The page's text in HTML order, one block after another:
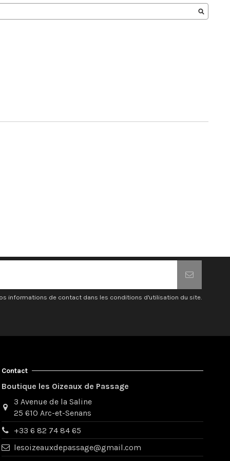
informations de contact dans les conditions d'utilisation du site.
Contact
Boutique les Oizeaux de Passage
3 Avenue de la Saline
25 610 Arc-et-Senans
+33 6 82 74 84 65
lesoizeauxdepassage@gmail.com